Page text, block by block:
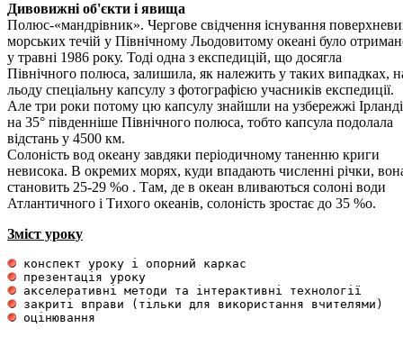
Дивовижні об'єкти і явища
Полюс-«мандрівник». Чергове свідчення існування
морських течій у Північному Льодовитому океані було
у травні 1986 року. Тоді одна з експедицій, що досягла
Північного полюса, залишила, як належить у таких випадках,
льоду спеціальну капсулу з фотографією учасників експедиції.
Але три роки потому цю капсулу знайшли на узбережжі
на 35° південніше Північного полюса, тобто капсула подолала
відстань у 4500 км.
Солоність вод океану завдяки періодичному таненню криги
невисока. В окремих морях, куди впадають численні річки,
становить 25-29 %о . Там, де в океан вливаються солоні води
Атлантичного і Тихого океанів, солоність зростає до 35 %о.
Зміст уроку
оцінювання